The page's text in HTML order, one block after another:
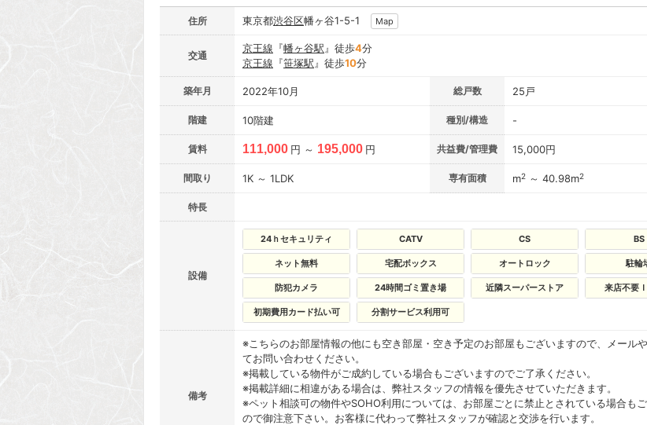
住所 東京都渋谷区幡ヶ谷1-5-1 Map
交通
京王線 『幡ヶ谷駅 』徒歩4分
京王線 『笹塚駅 』徒歩10分
築年月 2022年10月 総戸数 25戸
階建 10階建 種別/構造 -
賃料 111,000 円 ～ 195,000 円 共益費/管理費 15,000円
間取り 1K ～ 1LDK 専有面積 m2 ～ 40.98m2
特長
設備
24ｈセキュリティ CATV CS BS
ネット無料 宅配ボックス オートロック 駐輪
防犯カメラ 24時間ゴミ置き場 近隣スーパーストア 来店不要
初期費用カード払い可 分割サービス利用可
備考
※こちらのお部屋情報の他にも空き部屋・空き予定のお部屋もございますので、メール
てお問い合わせください。
※掲載している物件がご成約している場合もございますのでご了承ください。
※掲載詳細に相違がある場合は、弊社スタッフの情報を優先させていただきます。
※ペット相談可の物件やSOHO利用については、お部屋ごとに禁止とされている場合も
ので御注意下さい。お客様に代わって弊社スタッフが確認と交渉を行います。